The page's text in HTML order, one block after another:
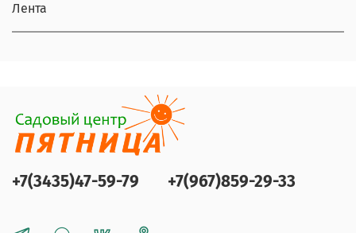
Лента
+7(3435)47-59-79 +7(967)859-29-33